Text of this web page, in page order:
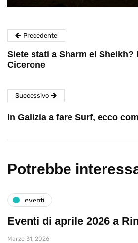
Precedente
Siete stati a Sharm el Sheikh?
Cicerone
Successivo
In Galizia a fare Surf, ecco
Potrebbe
eventi
Eventi di aprile 2026 a
Marzo 31, 2026